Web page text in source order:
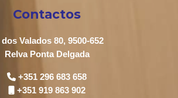
Contactos
dos Valados 80, 9500-652
Relva Ponta Delgada
+351 296 683 658
+351 919 863 902